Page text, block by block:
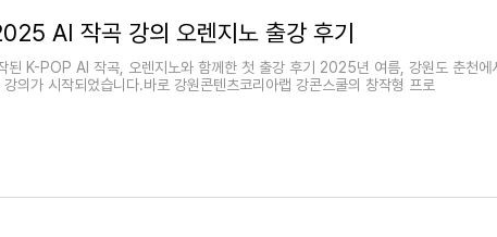
AI 작곡 강의 오렌지노 출강 후기
된 K-POP AI 작곡, 오렌지노와 함께한 첫 출강 후기 2025년 여름, 강원도 춘천에
의가 시작되었습니다.바로 강원콘텐츠코리아랩 강콘스쿨의 창작형 프로